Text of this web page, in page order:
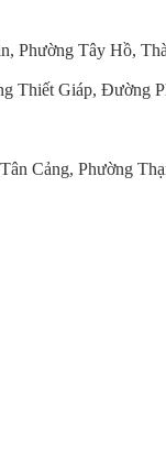
Phường Tây Hồ,
Thiết Giáp, Đường
Cảng, Phường